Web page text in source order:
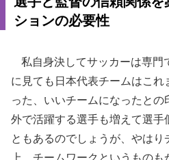
ションの必要性
私自身決してサッカーは専門
に見ても日本代表チームはこ
った、いいチームになったと
外で活躍する選手も増えて選手
ともあるのでしょうが、やは
上、チームワークというもの